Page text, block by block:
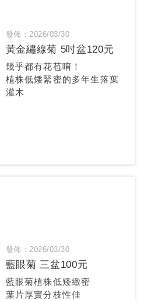
黃金繡線菊 5吋盆120元
發佈：2026/03/30
幾乎都有花苞唷！
植株低矮緊密的多年生落葉
灌木
藍眼菊 三盆100元
發佈：2026/03/30
藍眼菊植株低矮緻密
葉片厚實分枝性佳